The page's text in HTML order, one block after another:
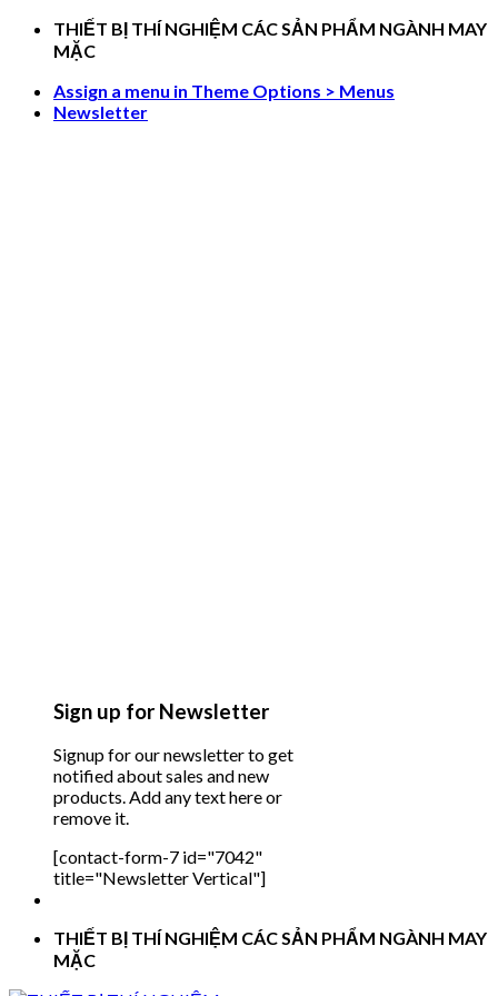
Skip
THIẾT BỊ THÍ NGHIỆM CÁC SẢN PHẨM NGÀNH MAY
MẶC
Assign a menu in Theme Options > Menus
Newsletter
Sign up for Newsletter
Signup for our newsletter to get
notified about sales and new
products. Add any text here or
remove it.
[contact-form-7 id="7042"
title="Newsletter Vertical"]
THIẾT BỊ THÍ NGHIỆM CÁC SẢN PHẨM NGÀNH MAY
MẶC